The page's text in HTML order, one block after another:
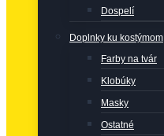
Dospelí
Doplnky ku kostýmom
Farby na tvár
Klobúky
Masky
Ostatné